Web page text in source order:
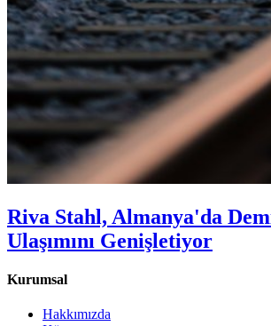
Riva Stahl, Almanya'da
Ulaşımını Genişletiyor
Kurumsal
Hakkımızda